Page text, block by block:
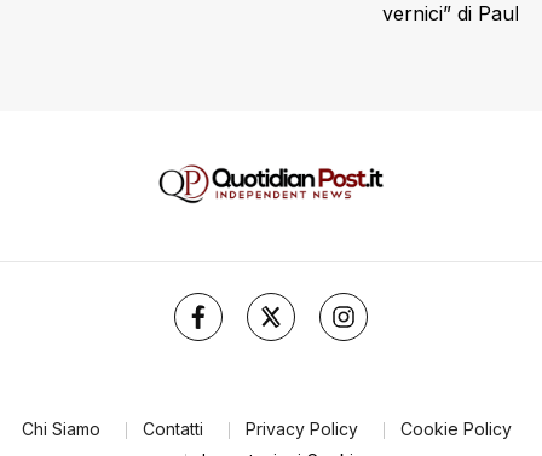
vernici” di Paul
Chi Siamo Contatti Privacy Policy
Cookie Policy